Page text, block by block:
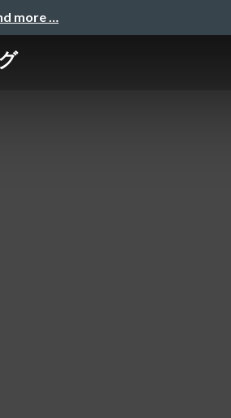
more …